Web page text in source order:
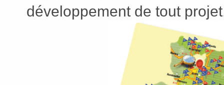
développement de tout